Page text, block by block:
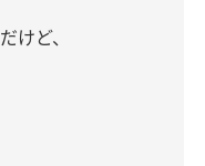
けど、